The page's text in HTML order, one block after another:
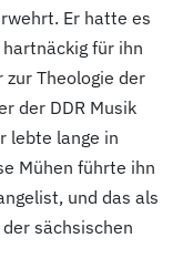
Er hatte es
für ihn
Theologie der
der DDR Musik
lebte lange in
Mühen führte ihn
und das als
sächsischen